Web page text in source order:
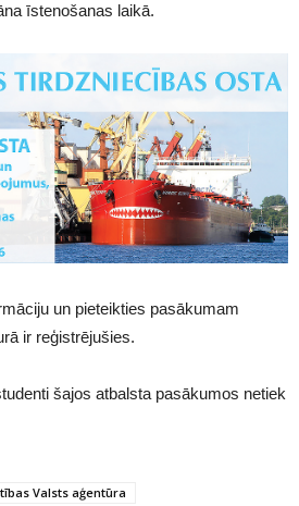
īstenošanas laikā.
un pieteikties pasākumam
ir reģistrējušies.
šajos atbalsta pasākumos netiek
Valsts aģentūra